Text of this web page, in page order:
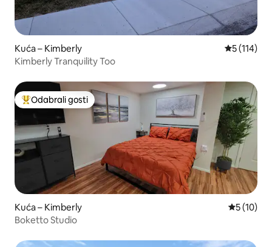
Kuća – Kimberly Prosječna
5 (114)
Kimberly Tranquility Too
Među najviše rangiranima s oznakom „Odabrali gosti”
Odabrali gosti
Kuća – Kimberly Prosječna
5 (10)
Boketto Studio